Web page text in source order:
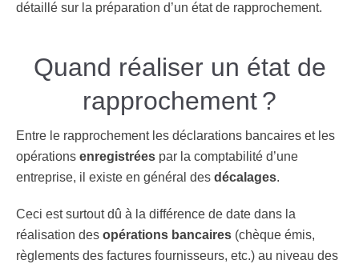
détaillé sur la préparation d’un état de rapprochement.
Quand réaliser un état de
rapprochement ?
Entre le rapprochement les déclarations bancaires et les
opérations enregistrées par la comptabilité d’une
entreprise, il existe en général des décalages.
Ceci est surtout dû à la différence de date dans la
réalisation des opérations bancaires (chèque émis,
règlements des factures fournisseurs, etc.) au niveau des